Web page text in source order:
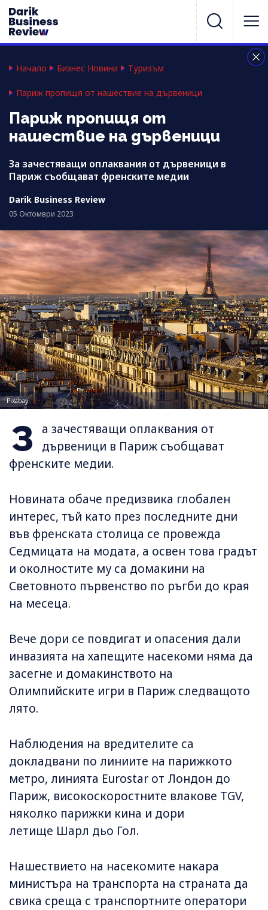
Начало Бизнес Новини Туризъм
Париж пропищя от нашествие на дървеници
Париж пропищя от
нашествие на дървеници
За зачестяващи оплаквания от дървеници в
Париж съобщават френските медии
Darik Business Review
05 Октомври 2023
Pixabay
З
а зачестяващи оплаквания от
дървеници в Париж съобщават
френските медии.
Новината обаче предизвика глобален
интерес, тъй като през последните дни
във френската столица се провежда
Седмицата на модата, а освен това градът
и околностите му са домакини на
Световното първенство по ръгби до края
на месеца.
Вече дори се повдигат и опасения дали
инвазията на хапещите насекоми няма да
засегне и домакинството на
Олимпийските игри в Париж следващото
лято.
Наблюдения на вредителите са
докладвани по линиите на парижкото
метро, линията Eurostar от Лондон до
Париж, високоскоростните влакове TGV,
няколко парижки кина и дори
летище Шарл дьо Гол.
Нашествието на насекомите накара
министъра на транспорта на страната да
свика среща с транспортните оператори